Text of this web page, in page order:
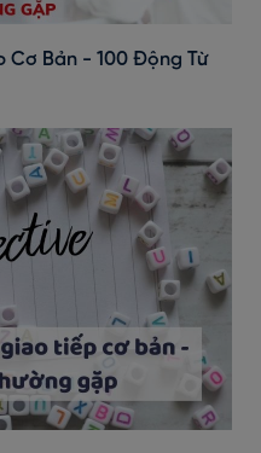
Cơ Bản - 100 Động Từ